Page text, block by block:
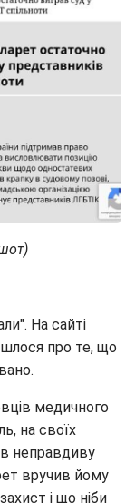
На сайті
про те, що
медичного
на своїх
неправдиву
вручив йому
і що ніби